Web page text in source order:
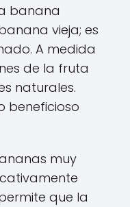
banana
vieja; es
A medida
de la fruta
naturales.
beneficioso
muy
que la